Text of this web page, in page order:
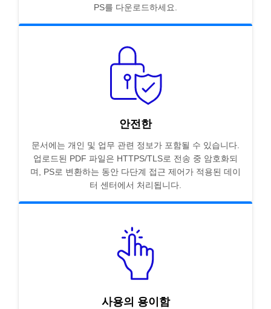
PS를 다운로드하세요.
안전한
문서에는 개인 및 업무 관련 정보가 포함될 수 있습니다.
업로드된 PDF 파일은 HTTPS/TLS로 전송 중 암호화되
며, PS로 변환하는 동안 다단계 접근 제어가 적용된 데이
터 센터에서 처리됩니다.
사용의 용이함